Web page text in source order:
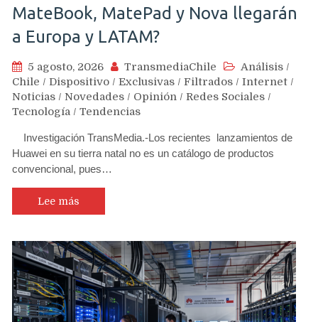
MateBook, MatePad y Nova llegarán
a Europa y LATAM?
5 agosto, 2026 TransmediaChile Análisis /
Chile / Dispositivo / Exclusivas / Filtrados / Internet /
Noticias / Novedades / Opinión / Redes Sociales /
Tecnología / Tendencias
Investigación TransMedia.-Los recientes lanzamientos de
Huawei en su tierra natal no es un catálogo de productos
convencional, pues…
Lee más